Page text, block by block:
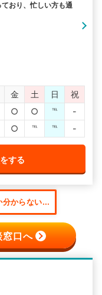
おり、忙しい方も通
金 土 日
祝
○ ○ ℡
-
○ ℡ ℡ -
する
分からない...
窓口へ